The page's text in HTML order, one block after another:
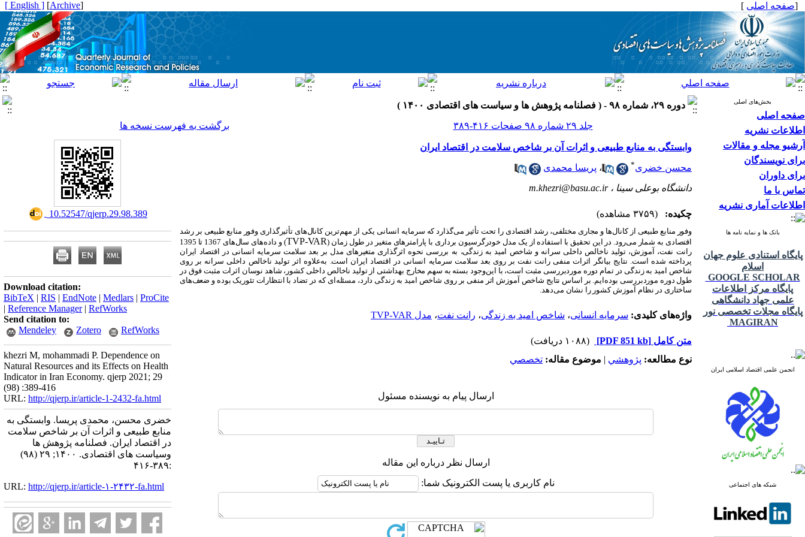
[صفحه اصلی ]
[
Archive
]
[ English ]
بخش‌های اصلی
صفحه اصلی
اطلاعات نشریه
آرشیو مجله و مقالات
برای نویسندگان
برای داوران
تماس با ما
اطلاعات آماری نشریه
بانک ها و نمایه نامه ها
پایگاه استنادی علوم جهان
اسلام
GOOGLE SCHOLAR
پایگاه مرکز اطلاعات
علمی جهاد دانشگاهی
پایگاه مجلات تخصصی نور
MAGIRAN
انجمن علمی اقتصاد اسلامی ایران
شبکه های اجتماعی
دوره ۲۹، شماره ۹۸ - ( فصلنامه پژوهش ها و سیاست های اقتصادی ۱۴۰۰ )
جلد ۲۹ شماره ۹۸ صفحات ۴۱۶-۳۸۹
برگشت به فهرست نسخه ها
وابستگی به منابع طبیعی و اثرات آن بر شاخص سلامت در اقتصاد ایران
محسن خضری* ، پریسا محمدی
دانشگاه بوعلی سینا ،m.khezri@basu.ac.ir
چکیده: (۳۷۵۹ مشاهده)
وفور منابع طبیعی از کانال‌ها و مجاری مختلفی، رشد اقتصادی را تحت تأثیر می‌گذارد که سرمایه انسانی یکی از مهم‌ترین کانال‌های تأثیرگذاری وفور منابع طبیعی بر رشد
اقتصادی به شمار می‌رود. در این تحقیق با استفاده از یک مدل خودرگرسیون برداری با پارامترهای متغیر در طول زمان (TVP-VAR
) و داده‌های سال‌های 1367 تا 1395
رانت نفت، آموزش، تولید ناخالص داخلی سرانه و شاخص امید به زندگی، به بررسی نحوه اثرگذاری متغیرهای مدل بر بعد سلامت سرمایه انسانی در اقتصاد ایران
پرداخته شده است. نتایج بیانگر اثرات منفی رانت نفت بر روی بعد سلامت سرمایه انسانی در اقتصاد ایران است. به‌علاوه اثر تولید ناخالص داخلی سرانه بر روی
شاخص امید به زندگی در تمام دوره موردبررسی مثبت است، با این‌وجود بسته به سهم مخارج بهداشتی از تولید ناخالص داخلی کشور، شاهد نوسان اثرات مثبت فوق در
طول دوره موردبررسی بوده‌ایم. بر اساس نتایج شاخص آموزش اثر منفی بر روی شاخص امید به زندگی دارد، مسئله‌ای که در تضاد با انتظارات تئوریک بوده و ضعف‌های
ساختاری در نظام آموزش کشور را نشان می‌دهد.
واژه‌های کلیدی: سرمایه انسانی، شاخص امید به زندگی، رانت نفت، مدل TVP-VAR
متن کامل [PDF 851 kb]
(۱۰۸۸ دریافت)
نوع مطالعه: پژوهشي | موضوع مقاله: تخصصي
ارسال پیام به نویسنده مسئول
ارسال نظر درباره این مقاله
نام کاربری یا پست الکترونیک شما:
‎ 10.52547/qjerp.29.98.389
Download citation:
BibTeX | RIS | EndNote | Medlars | ProCite
| Reference Manager| RefWorks
Send citation to:
Mendeley
Zotero RefWorks
khezri M, mohammadi P. Dependence on
Natural Resources and its Effects on Health
Indicator in Iran Economy. qjerp 2021; 29
(98) :389-416
URL: http://qjerp.ir/article-1-2432-fa.html
خضری محسن، محمدی پریسا. وابستگی به
منابع طبیعی و اثرات آن بر شاخص سلامت
در اقتصاد ایران. فصلنامه پژوهش ها
وسیاست های اقتصادی. ۱۴۰۰; ۲۹ (۹۸)
:۳۸۹-۴۱۶
URL: http://qjerp.ir/article-۱-۲۴۳۲-fa.html